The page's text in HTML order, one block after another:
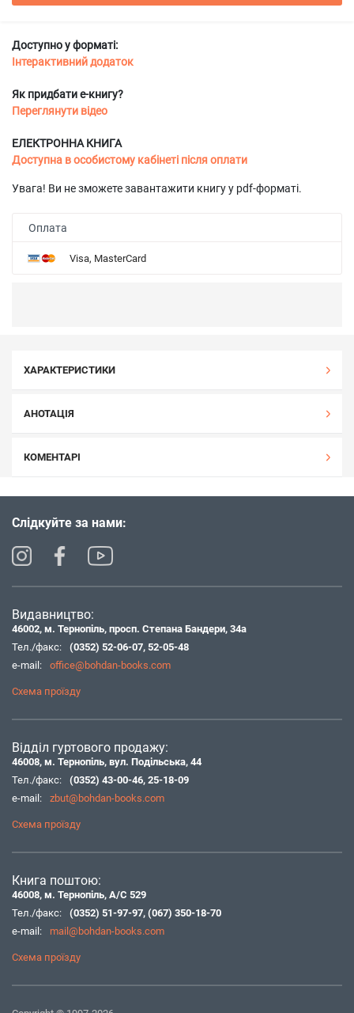
Доступно у форматі:
Інтерактивний додаток
Як придбати е-книгу?
Переглянути відео
ЕЛЕКТРОННА КНИГА
Доступна в особистому кабінеті після оплати
Увага! Ви не зможете завантажити книгу у pdf-форматі.
Оплата
Visa, MasterCard
ХАРАКТЕРИСТИКИ
АНОТАЦІЯ
КОМЕНТАРІ
Слідкуйте за нами:
Видавництво:
46002, м. Тернопіль, просп. Степана Бандери, 34а
Тел./факс:
(0352) 52-06-07, 52-05-48
e-mail:
office@bohdan-books.com
Схема проїзду
Відділ гуртового продажу:
46008, м. Тернопіль, вул. Подільська, 44
Тел./факс:
(0352) 43-00-46, 25-18-09
e-mail:
zbut@bohdan-books.com
Схема проїзду
Книга поштою:
46008, м. Тернопіль, А/С 529
Тел./факс:
(0352) 51-97-97, (067) 350-18-70
e-mail:
mail@bohdan-books.com
Схема проїзду